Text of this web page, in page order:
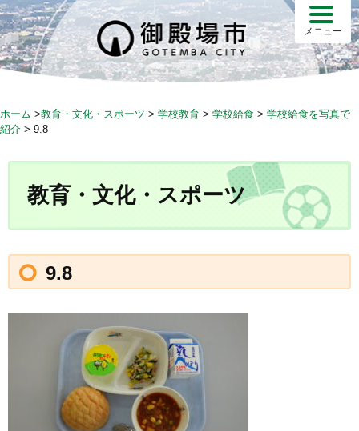
S
k
i
p
c
メニュー
ホーム >教育・文化・スポーツ > 学校教育 > 学校給食 > 学校給食を写真で
紹介 > 9.8
教育・文化・スポーツ
9.8